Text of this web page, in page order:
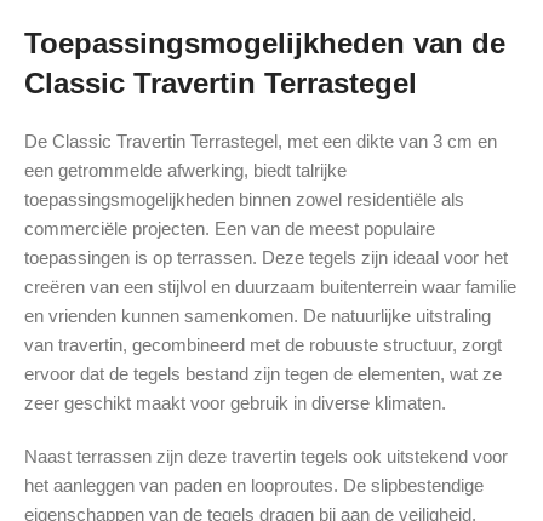
Toepassingsmogelijkheden van de
Classic Travertin Terrastegel
De Classic Travertin Terrastegel, met een dikte van 3 cm en
een getrommelde afwerking, biedt talrijke
toepassingsmogelijkheden binnen zowel residentiële als
commerciële projecten. Een van de meest populaire
toepassingen is op terrassen. Deze tegels zijn ideaal voor het
creëren van een stijlvol en duurzaam buitenterrein waar familie
en vrienden kunnen samenkomen. De natuurlijke uitstraling
van travertin, gecombineerd met de robuuste structuur, zorgt
ervoor dat de tegels bestand zijn tegen de elementen, wat ze
zeer geschikt maakt voor gebruik in diverse klimaten.
Naast terrassen zijn deze travertin tegels ook uitstekend voor
het aanleggen van paden en looproutes. De slipbestendige
eigenschappen van de tegels dragen bij aan de veiligheid,